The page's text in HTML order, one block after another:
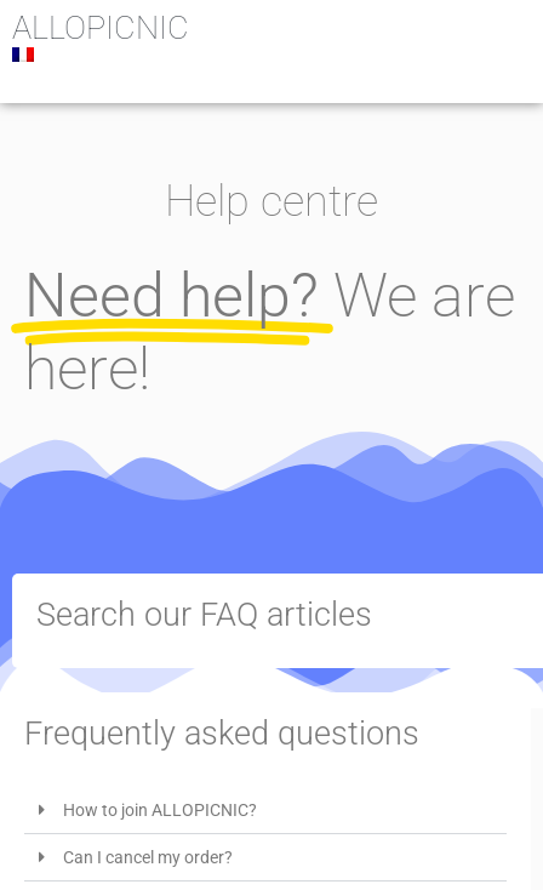
ALLOPICNIC
Help centre
Need help? We are
here!
Search our FAQ articles
Frequently asked questions
How to join ALLOPICNIC?
Can I cancel my order?